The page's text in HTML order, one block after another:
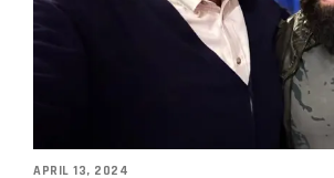
APRIL 13, 2024